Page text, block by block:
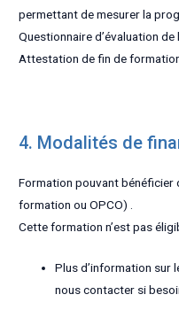
permettant de mesurer la
Questionnaire d’évaluation
Attestation de fin de
4. Modalités de
Formation pouvant bénéficier
formation ou OPCO) .
Cette formation n’est pas
Plus d’information sur
nous contacter si